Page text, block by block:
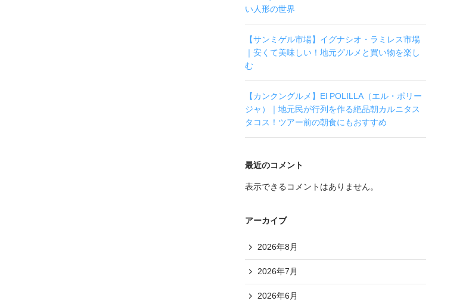
い人形の世界
【サンミゲル市場】イグナシオ・ラミレス市場
｜安くて美味しい！地元グルメと買い物を楽し
む
【カンクングルメ】El POLILLA（エル・ポリー
ジャ）｜地元民が行列を作る絶品朝カルニタス
タコス！ツアー前の朝食にもおすすめ
最近のコメント
表示できるコメントはありません。
アーカイブ
2026年8月
2026年7月
2026年6月